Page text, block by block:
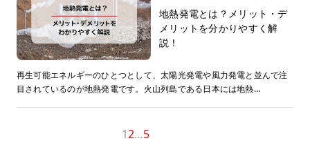
地熱発電とは？メリット・デ
メリットを分かりやすく解
説！
再生可能エネルギーのひとつとして、太陽光発電や風力発電と並んで注
目されているのが地熱発電です。火山列島である日本には地熱…
12…5